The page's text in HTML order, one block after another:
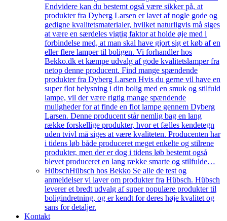
Endvidere kan du bestemt også være sikker på, at
produkter fra Dyberg Larsen er lavet af nogle gode og
gedigne kvalitetsmaterialer, hvilket naturligvis må siges
at være en særdeles vigtig faktor at holde øje med i
forbindelse med, at man skal have gjort sig et køb af en
eller flere lamper til boligen. Vi forhandler hos
Bekko.dk et kæmpe udvalg af gode kvalitetslamper fra
netop denne producent. Find mange spændende
produkter fra Dyberg Larsen Hvis du gerne vil have en
super flot belysning i din bolig med en smuk og stilfuld
lampe, vil der være rigtig mange spændende
muligheder for at finde en flot lampe gennem Dyberg
Larsen. Denne producent står nemlig bag en lang
række forskellige produkter, hvor et fælles kendetegn
uden tvivl må siges at være kvaliteten. Producenten har
i tidens løb både produceret meget enkelte og stilrene
produkter, men der er dog i tidens løb bestemt også
blevet produceret en lang række smarte og stilfulde…
HübschHübsch hos Bekko Se alle de test og
anmeldelser vi laver om produkter fra Hübsch. Hübsch
leverer et bredt udvalg af super populære produkter til
boligindretning, og er kendt for deres høje kvalitet og
sans for detaljer.
Kontakt